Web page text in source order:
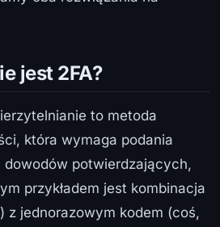
jest 2FA?
to metoda
która wymaga podania
potwierdzających,
przykładem jest kombinacja
z jednorazowym kodem (coś,